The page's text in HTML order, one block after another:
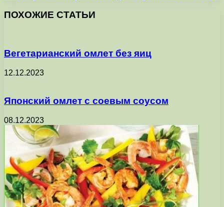
ПОХОЖИЕ СТАТЬИ
Вегетарианский омлет без яиц
12.12.2023
Японский омлет с соевым соусом
08.12.2023